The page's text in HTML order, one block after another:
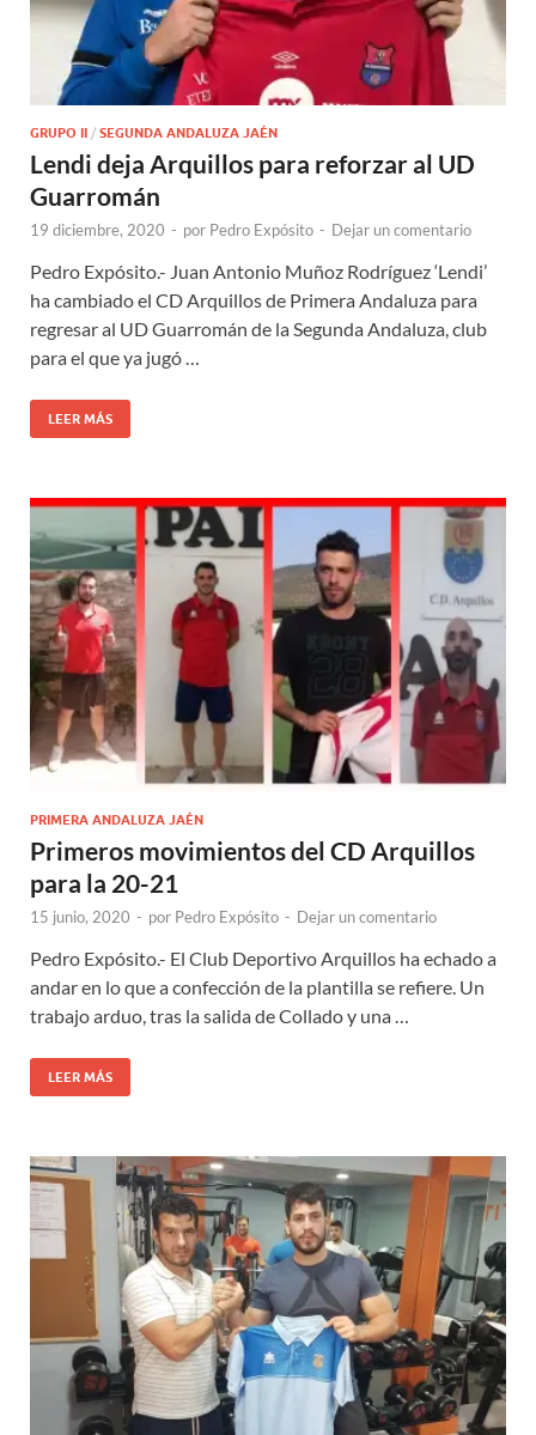
GRUPO II / SEGUNDA ANDALUZA JAÉN
Lendi deja Arquillos para reforzar al UD
Guarromán
19 diciembre, 2020 - por Pedro Expósito - Dejar un comentario
Pedro Expósito.- Juan Antonio Muñoz Rodríguez ‘Lendi’
ha cambiado el CD Arquillos de Primera Andaluza para
regresar al UD Guarromán de la Segunda Andaluza, club
para el que ya jugó …
LEER MÁS
PRIMERA ANDALUZA JAÉN
Primeros movimientos del CD Arquillos
para la 20-21
15 junio, 2020 - por Pedro Expósito - Dejar un comentario
Pedro Expósito.- El Club Deportivo Arquillos ha echado a
andar en lo que a confección de la plantilla se refiere. Un
trabajo arduo, tras la salida de Collado y una …
LEER MÁS